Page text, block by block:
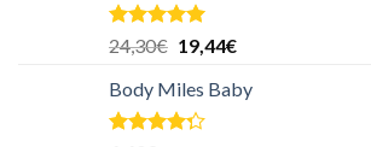
Valorado en
5.00
24,30€ 19,44€
Body Miles Baby